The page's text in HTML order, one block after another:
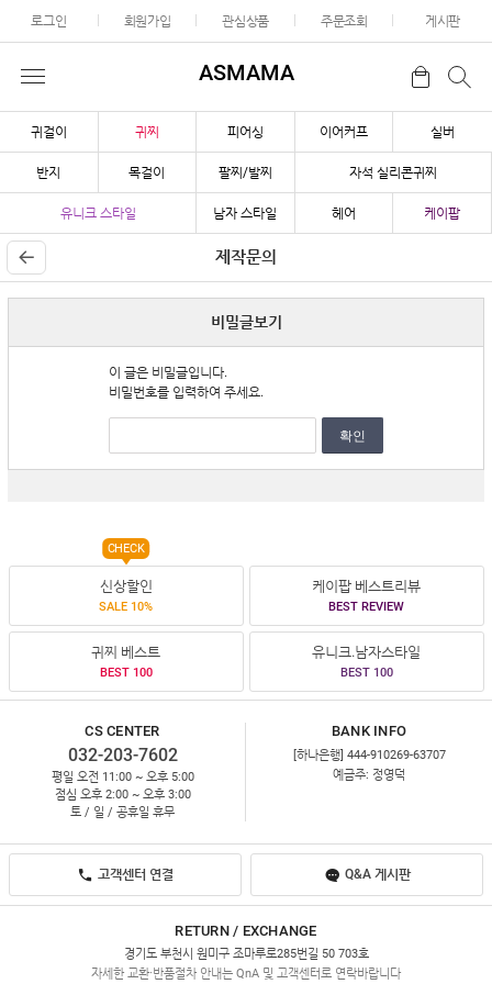
로그인 회원가입 관심상품 주문조회 게시판
ASMAMA
귀걸이 귀찌 피어싱 이어커프 실버
반지 목걸이 팔찌/발찌 자석 실리콘귀찌
유니크 스타일 남자 스타일 헤어 케이팝
제작문의
비밀글보기
이 글은 비밀글입니다.
비밀번호를 입력하여 주세요.
확인
신상할인
SALE 10%
CHECK
케이팝 베스트리뷰
BEST REVIEW
귀찌 베스트
BEST 100
유니크.남자스타일
BEST 100
CS CENTER
032-203-7602
평일 오전 11:00 ~ 오후 5:00
점심 오후 2:00 ~ 오후 3:00
토 / 일 / 공휴일 휴무
BANK INFO
[하나은행] 444-910269-63707
예금주: 정영덕
고객센터 연결 Q&A 게시판
RETURN / EXCHANGE
경기도 부천시 원미구 조마루로285번길 50 703호
자세한 교환·반품절차 안내는 QnA 및 고객센터로 연락바랍니다